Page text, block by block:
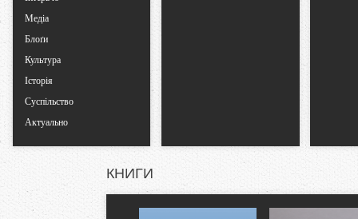
Медіа
Блоґи
Культура
Історія
Суспільство
Актуально
КНИГИ